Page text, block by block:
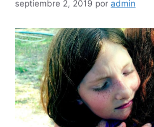
septiembre 2, 2019 por admin